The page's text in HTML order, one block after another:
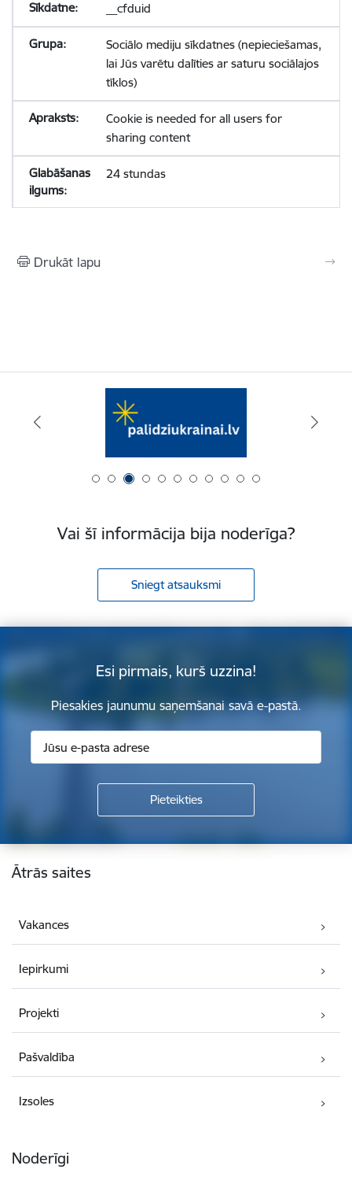
__cfduid
Sociālo mediju sīkdatnes (nepieciešamas,
lai Jūs varētu dalīties ar saturu sociālajos
tīklos)
Cookie is needed for all users for
sharing content
24 stundas
Drukāt lapu
Vai šī informācija bija noderīga?
Sniegt atsauksmi
Esi pirmais, kurš uzzina!
Piesakies jaunumu saņemšanai savā e-pastā.
Kājene
Ātrās saites
Vakances
Iepirkumi
Projekti
Pašvaldība
Izsoles
Noderīgi